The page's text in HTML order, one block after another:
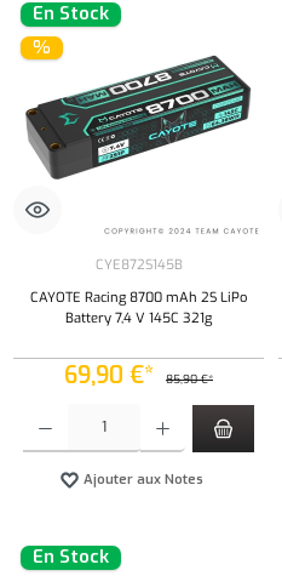
En Stock
%
CYE872S145B
CAYOTE Racing 8700 mAh 2S LiPo
Battery 7,4 V 145C 321g
69,90 €* 85,90 €*
Ajouter aux Notes
En Stock